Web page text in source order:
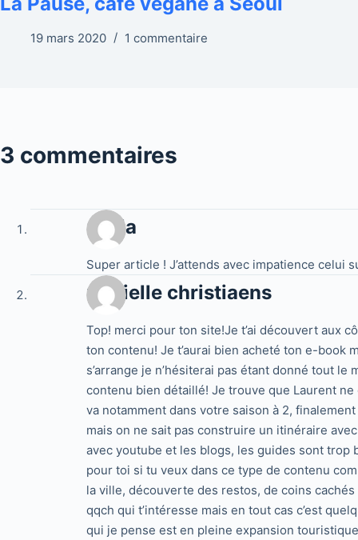
19 mars 2020 1 commentaire
3 commentaires
Carla
Super article ! J’attends avec impatience celui
marielle christiaens
Top! merci pour ton site!Je t’ai découvert aux
ton contenu! Je t’aurai bien acheté ton e-book
s’arrange je n’hésiterai pas étant donné tout
contenu bien détaillé! Je trouve que Laurent
va notamment dans votre saison à 2,
mais on ne sait pas construire un itinéraire
avec youtube et les blogs, les guides sont trop
pour toi si tu veux dans ce type de contenu
la ville, découverte des restos, de coins
qqch qui t’intéresse mais en tout cas c’est
qui je pense est en pleine expansion